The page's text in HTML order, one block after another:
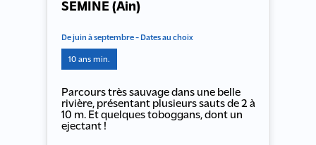
SEMINE (Ain)
De juin à septembre - Dates au choix
10 ans min.
Parcours très sauvage dans une belle
rivière, présentant plusieurs sauts de 2 à
10 m. Et quelques toboggans, dont un
ejectant !